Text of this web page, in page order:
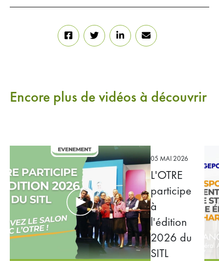
Encore plus de vidéos à découvrir
05 MAI 2026
L'OTRE
participe
à
l'édition
2026 du
SITL